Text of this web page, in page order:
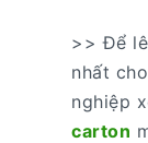
>> Để
nhất
nghiệp
carton